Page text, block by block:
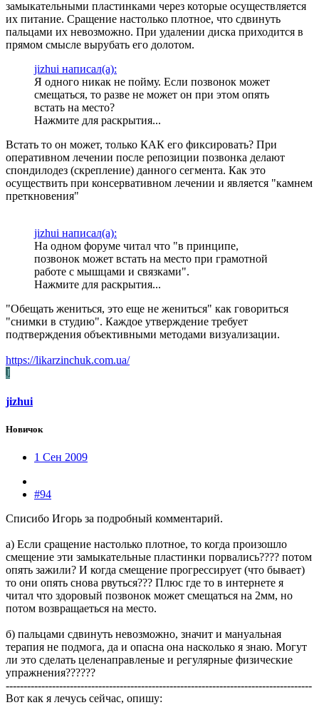
замыкательными пластинками через которые осуществляется
их питание. Сращение настолько плотное, что сдвинуть
пальцами их невозможно. При удалении диска приходится в
прямом смысле вырубать его долотом.
jizhui написал(а):
Я одного никак не пойму. Если позвонок может
смещаться, то разве не может он при этом опять
встать на место?
Нажмите для раскрытия...
Встать то он может, только КАК его фиксировать? При
оперативном лечении после репозиции позвонка делают
спондилодез (скрепление) данного сегмента. Как это
осуществить при консервативном лечении и является "камнем
преткновения"
jizhui написал(а):
На одном форуме читал что "в принципе,
позвонок может встать на место при грамотной
работе с мышцами и связками".
Нажмите для раскрытия...
"Обещать жениться, это еще не жениться" как говориться
"снимки в студию". Каждое утверждение требует
подтверждения объективными методами визуализации.
https://likarzinchuk.com.ua/
J
jizhui
Новичок
1 Сен 2009
#94
Списибо Игорь за подробный комментарий.
а) Если сращение настолько плотное, то когда произошло
смещение эти замыкательные пластинки порвались???? потом
опять зажили? И когда смещение прогрессирует (что бывает)
то они опять снова рвуться??? Плюс где то в интернете я
читал что здоровый позвонок может смещаться на 2мм, но
потом возвращаеться на место.
б) пальцами сдвинуть невозможно, значит и мануальная
терапия не подмога, да и опасна она насколько я знаю. Могут
ли это сделать целенаправленые и регулярные физические
упражнения??????
--------------------------------------------------------------------------------------
Вот как я лечусь сейчас, опишу: